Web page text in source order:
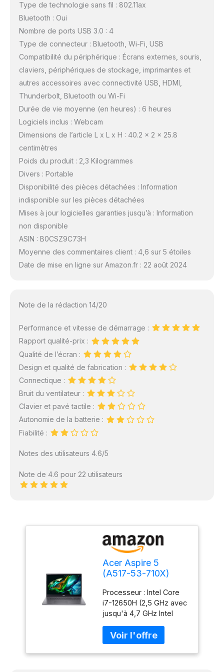
Type de technologie sans fil : 802.11ax
Bluetooth : Oui
Nombre de ports USB 3.0 : 4
Type de connecteur : Bluetooth, Wi-Fi, USB
Compatibilité du périphérique : Écrans externes, souris,
claviers, périphériques de stockage, imprimantes et
autres accessoires avec connectivité USB, HDMI,
Thunderbolt, Bluetooth ou Wi-Fi
Durée de vie moyenne (en heures) : 6 heures
Logiciels inclus : Webcam
Dimensions de l’article L x L x H : 40.2 x 2 x 25.8
centimètres
Poids du produit : 2,3 Kilogrammes
Divers : Portable
Disponibilité des pièces détachées : Information
indisponible sur les pièces détachées
Mises à jour logicielles garanties jusqu’à : Information
non disponible
ASIN : B0CSZ9C73H
Moyenne des commentaires client : 4,6 sur 5 étoiles
Date de mise en ligne sur Amazon.fr : 22 août 2024
Note de la rédaction 14/20
Performance et vitesse de démarrage :
Rapport qualité-prix :
Qualité de l’écran :
Design et qualité de fabrication :
Connectique :
Bruit du ventilateur :
Clavier et pavé tactile :
Autonomie de la batterie :
Fiabilité :
Notes des utilisateurs 4.6/5
Note de 4.6 pour 22 utilisateurs
Acer Aspire 5
(A517-53-710X)
écran FHD 17,3",
Intel Core i7-
12650H, RAM 16
Go, SSD 512 Go,
carte graphique Intel
UHD, Windows 11,
clavier QWERTZ,
Processeur : Intel Core
i7-12650H (2,5 GHz avec
jusqu'à 4,7 GHz Intel
Technology 3.0) Carte
graphique : Intel UHD
Disque dur : 512 Go PCIe